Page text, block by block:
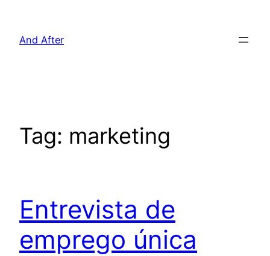
And After
Tag: marketing
Entrevista de
emprego única